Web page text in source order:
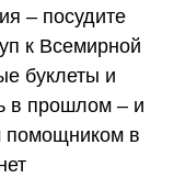
– посудите
к Всемирной
буклеты и
в прошлом – и
помощником в